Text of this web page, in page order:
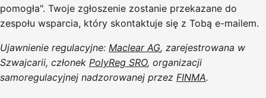
pomogła". Twoje zgłoszenie zostanie przekazane do
zespołu wsparcia, który skontaktuje się z Tobą e-mailem.
Ujawnienie regulacyjne: Maclear AG, zarejestrowana w
Szwajcarii, członek PolyReg SRO, organizacji
samoregulacyjnej nadzorowanej przez FINMA.